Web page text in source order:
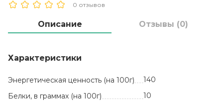
0 отзывов
Описание Отзывы (0)
Характеристики
Энергетическая ценность (на 100г)
140
Белки, в граммах (на 100г)
10